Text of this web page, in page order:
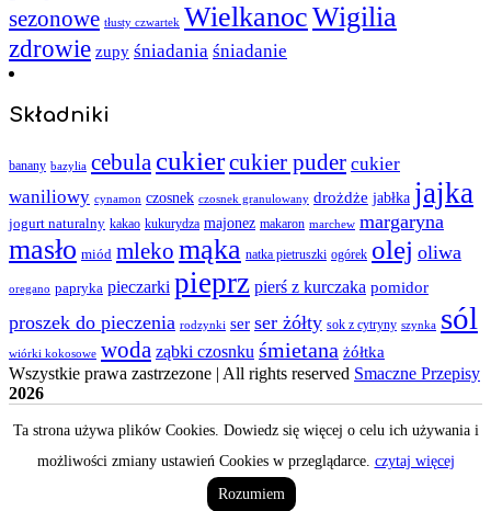
sezonowe tłusty czwartek WielkanocWigilia
zdrowie zupy śniadania śniadanie
Składniki
banany bazylia cebula cukiercukier puder cukier
waniliowy cynamon czosnek czosnek granulowany drożdże jabłka jajka
jogurt naturalny kakao kukurydza majonez makaron marchew margaryna
masło miód mleko mąka natka pietruszki ogórek olej oliwa
oregano papryka pieczarki pieprz pierś z kurczaka pomidor
proszek do pieczenia rodzynki ser ser żółty sok z cytryny szynka sól
wiórki kokosowe woda ząbki czosnku śmietana żółtka
Wszystkie prawa zastrzezone | All rights reserved Smaczne Przepisy
2026
Ta strona używa plików Cookies. Dowiedz się więcej o celu ich używania i
możliwości zmiany ustawień Cookies w przeglądarce. czytaj więcej
Rozumiem